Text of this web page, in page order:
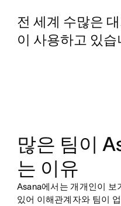
전 세계 수많은
이 사용하고 있습
많은 팀이
는 이유
Asana에서는 개개인이 보
있어 이해관계자와 팀이